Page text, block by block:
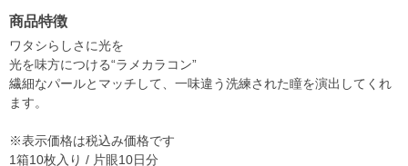
商品特徴
ワタシらしさに光を
光を味方につける“ラメカラコン”
繊細なパールとマッチして、一味違う洗練された瞳を演出してくれ
ます。
※表示価格は税込み価格です
1箱10枚入り / 片眼10日分